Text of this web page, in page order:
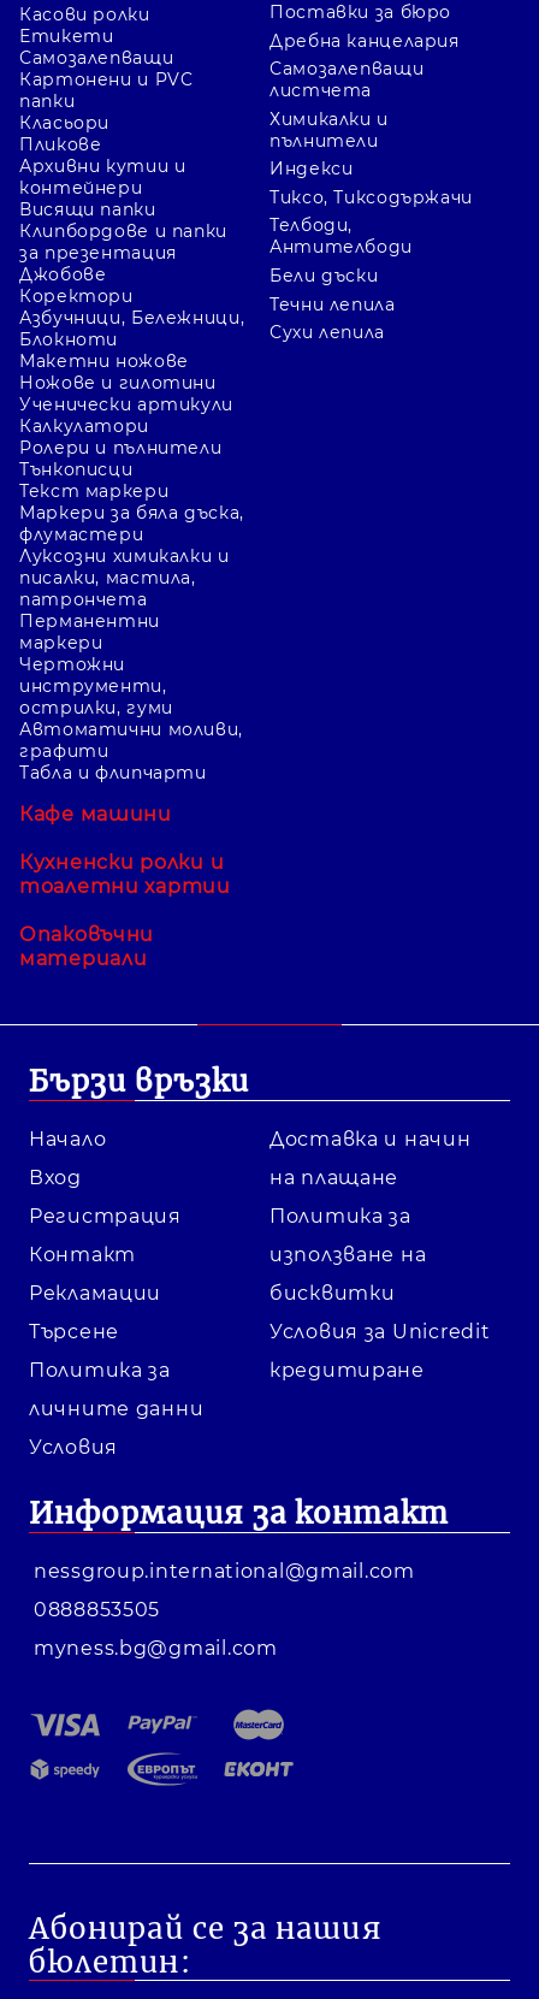
Касови ролки
Етикети
Самозалепващи
Картонени и PVC
папки
Класьори
Пликове
Архивни кутии и
контейнери
Висящи папки
Клипбордове и папки
за презентация
Джобове
Коректори
Азбучници, Бележници,
Блокноти
Поставки за бюро
Дребна канцелария
Самозалепващи
листчета
Химикалки и
пълнители
Индекси
Тиксо, Тиксодържачи
Телбоди,
Антителбоди
Бели дъски
Течни лепила
Сухи лепила
Макетни ножове
Ножове и гилотини
Ученически артикули
Калкулатори
Ролери и пълнители
Тънкописци
Текст маркери
Маркери за бяла дъска,
флумастери
Луксозни химикалки и
писалки, мастила,
патрончета
Перманентни
маркери
Чертожни
инструменти,
острилки, гуми
Автоматични моливи,
графити
Табла и флипчарти
Кафе машини
Кухненски ролки и
тоалетни хартии
Опаковъчни
материали
Бързи връзки
Начало
Вход
Регистрация
Контакт
Рекламации
Търсене
Политика за
личните данни
Условия
Доставка и начин
на плащане
Политика за
използване на
бисквитки
Условия за Unicredit
кредитиране
Информация за контакт
nessgroup.international@gmail.com
0888853505
myness.bg@gmail.com
Абонирай се за нашия
бюлетин: